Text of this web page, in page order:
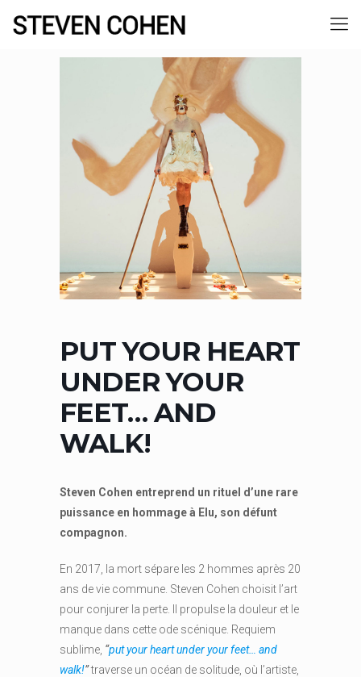
PUT YOUR HEART
UNDER YOUR
FEET… AND
WALK!
Steven Cohen entreprend un rituel d’une rare
puissance en hommage à Elu, son défunt
compagnon.
En 2017, la mort sépare les 2 hommes après 20
ans de vie commune. Steven Cohen choisit l’art
pour conjurer la perte. Il propulse la douleur et le
manque dans cette ode scénique. Requiem
sublime, “put your heart under your feet… and
walk!”traverse un océan de solitude, où l’artiste,